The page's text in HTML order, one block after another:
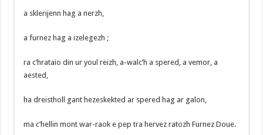
a sklerijenn hag a nerzh,
a furnez hag a izelegezh ;
ra c’hrataio din ur youl reizh, a-walc’h a spered, a vemor, a
aested,
ha dreistholl gant hezeskekted ar spered hag ar galon,
ma c’hellin mont war-raok e pep tra hervez ratozh Furnez Doue.